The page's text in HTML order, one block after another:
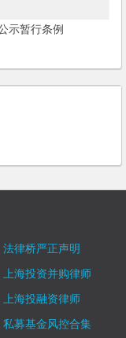
示暂行条例
法律桥严正声明
上海投资并购律师
上海投融资律师
私募基金风控合集